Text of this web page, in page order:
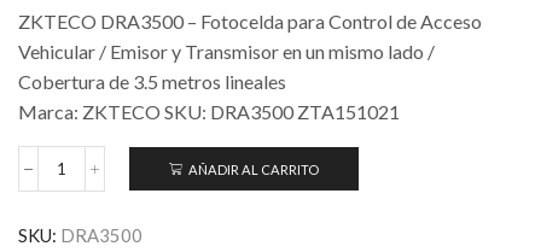
ZKTECO DRA3500 – Fotocelda para Control de Acceso
Vehicular / Emisor y Transmisor en un mismo lado /
Cobertura de 3.5 metros lineales
Marca: ZKTECO SKU: DRA3500 ZTA151021
AÑADIR AL CARRITO
SKU: DRA3500